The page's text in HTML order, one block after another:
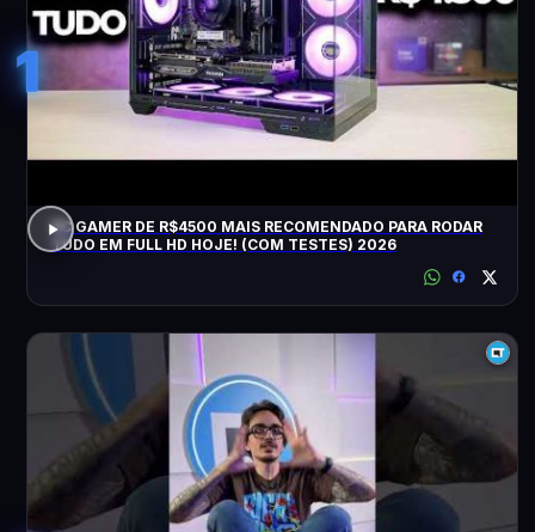
1
PC GAMER DE R$4500 MAIS RECOMENDADO PARA RODAR
TUDO EM FULL HD HOJE! (COM TESTES) 2026